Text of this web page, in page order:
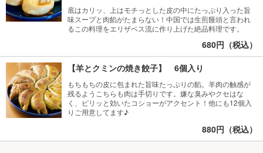
底はカリッ、上はモチっとした皮の中にたっぷり入った旨
味スープと肉餡がたまらない！中国では生煎饅頭と言われ
るこの料理をエリザベス流に作り上げた絶品料理です。
680円（税込）
【羊とクミンの焼き餃子】 6個入り
もちもちの皮に包まれた旨味たっぷりの餡。羊肉の触感が
残るようこちらも肉は手切りです。嫌な臭みやクセはな
く、ピリッと効いたコショーがアクセント！他にも12個入
りご用意してます♪
880円（税込）